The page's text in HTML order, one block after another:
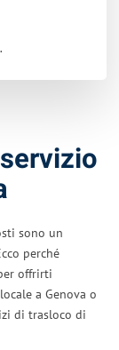
sono un
perché
offrirti
a Genova o
di trasloco di